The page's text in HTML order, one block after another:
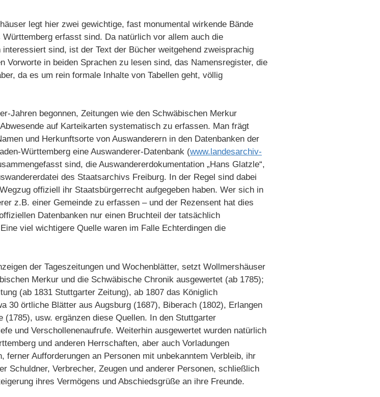
legt hier zwei gewichtige, fast monumental wirkende Bände
erfasst sind. Da natürlich vor allem auch die
sind, ist der Text der Bücher weitgehend zweisprachig
Vorworte in beiden Sprachen zu lesen sind, das Namensregister, die
da es um rein formale Inhalte von Tabellen geht, völlig
Jahren begonnen, Zeitungen wie den Schwäbischen Merkur
auf Karteikarten systematisch zu erfassen. Man frägt
und Herkunftsorte von Auswanderern in den Datenbanken der
Württemberg eine Auswanderer-Datenbank (www.landesarchiv-
sind, die Auswandererdokumentation „Hans Glatzle“,
des Staatsarchivs Freiburg. In der Regel sind dabei
offiziell ihr Staatsbürgerrecht aufgegeben haben. Wer sich in
z.B. einer Gemeinde zu erfassen – und der Rezensent hat dies
Datenbanken nur einen Bruchteil der tatsächlich
viel wichtigere Quelle waren im Falle Echterdingen die
der Tageszeitungen und Wochenblätter, setzt Wollmershäuser
Merkur und die Schwäbische Chronik ausgewertet (ab 1785);
(ab 1831 Stuttgarter Zeitung), ab 1807 das Königlich
30 örtliche Blätter aus Augsburg (1687), Biberach (1802), Erlangen
usw. ergänzen diese Quellen. In den Stuttgarter
und Verschollenenaufrufe. Weiterhin ausgewertet wurden natürlich
und anderen Herrschaften, aber auch Vorladungen
Aufforderungen an Personen mit unbekanntem Verbleib, ihr
Schuldner, Verbrecher, Zeugen und anderer Personen, schließlich
ihres Vermögens und Abschiedsgrüße an ihre Freunde.